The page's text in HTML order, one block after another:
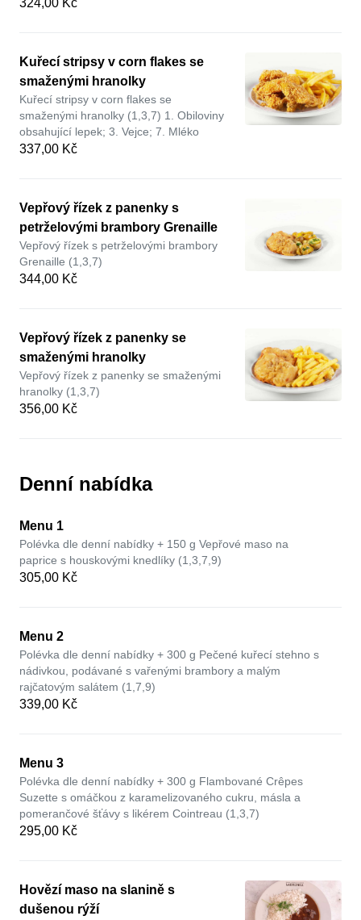
324,00 Kč
Kuřecí stripsy v corn flakes se
smaženými hranolky
Kuřecí stripsy v corn flakes se
smaženými hranolky (1,3,7) 1. Obiloviny
obsahující lepek; 3. Vejce; 7. Mléko
337,00 Kč
Vepřový řízek z panenky s
petrželovými brambory Grenaille
Vepřový řízek s petrželovými brambory
Grenaille (1,3,7)
344,00 Kč
Vepřový řízek z panenky se
smaženými hranolky
Vepřový řízek z panenky se smaženými
hranolky (1,3,7)
356,00 Kč
Denní nabídka
Menu 1
Polévka dle denní nabídky + 150 g Vepřové maso na
paprice s houskovými knedlíky (1,3,7,9)
305,00 Kč
Menu 2
Polévka dle denní nabídky + 300 g Pečené kuřecí stehno s
nádivkou, podávané s vařenými brambory a malým
rajčatovým salátem (1,7,9)
339,00 Kč
Menu 3
Polévka dle denní nabídky + 300 g Flambované Crêpes
Suzette s omáčkou z karamelizovaného cukru, másla a
pomerančové šťávy s likérem Cointreau (1,3,7)
295,00 Kč
Hovězí maso na slanině s
dušenou rýží